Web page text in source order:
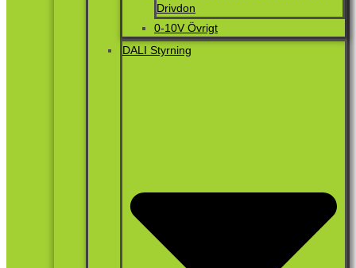
Drivdon
0-10V Övrigt
DALI Styrning